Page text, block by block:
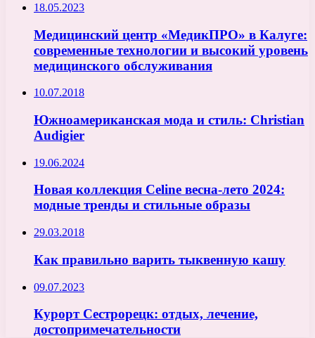
18.05.2023
Медицинский центр «МедикПРО» в Калуге:
современные технологии и высокий уровень
медицинского обслуживания
10.07.2018
Южноамериканская мода и стиль: Christian
Audigier
19.06.2024
Новая коллекция Celine весна-лето 2024:
модные тренды и стильные образы
29.03.2018
Как правильно варить тыквенную кашу
09.07.2023
Курорт Сестрорецк: отдых, лечение,
достопримечательности